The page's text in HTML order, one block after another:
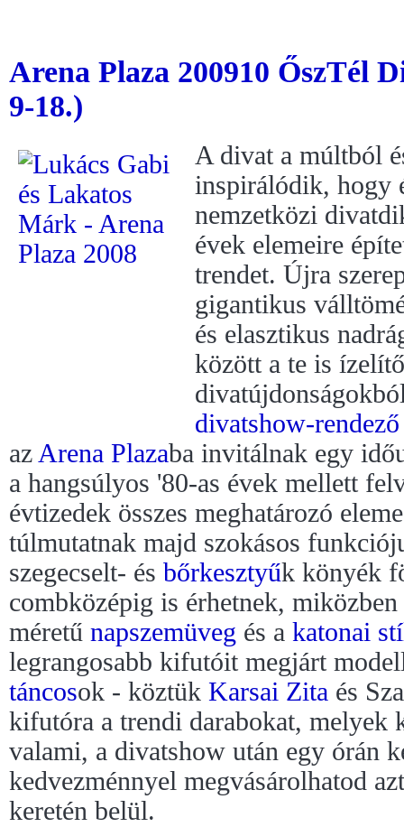
Arena Plaza 200910 ŐszTél
9-18.)
A divat a múltból
inspirálódik, hogy
nemzetközi
évek elemeire
trendet. Újra
gigantikus
és elasztikus
között a te is
divatshow-rendező
azArena Plazaba invitálnak egy
a hangsúlyos '80-as évek mellett
évtizedek összes meghatározó
túlmutatnak majd szokásos
szegecselt- és bőrkesztyűk könyék
combközépig is érhetnek,
méretű napszemüveg és a katonai
legrangosabb kifutóit megjárt
táncosok - köztük Karsai Zita és
kifutóra a trendi darabokat, melyek
valami, a divatshow után egy órán
kedvezménnyel megvásárolhatod
keretén belül.